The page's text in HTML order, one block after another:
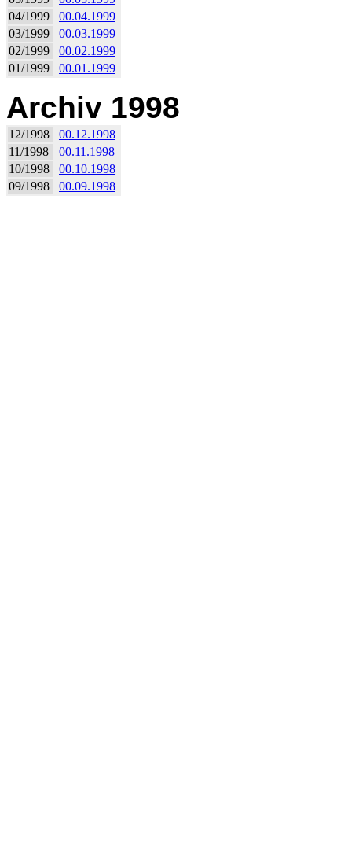
04/1999
00.04.1999
03/1999
00.03.1999
02/1999
00.02.1999
01/1999
00.01.1999
Archiv 1998
12/1998
00.12.1998
11/1998
00.11.1998
10/1998
00.10.1998
09/1998
00.09.1998